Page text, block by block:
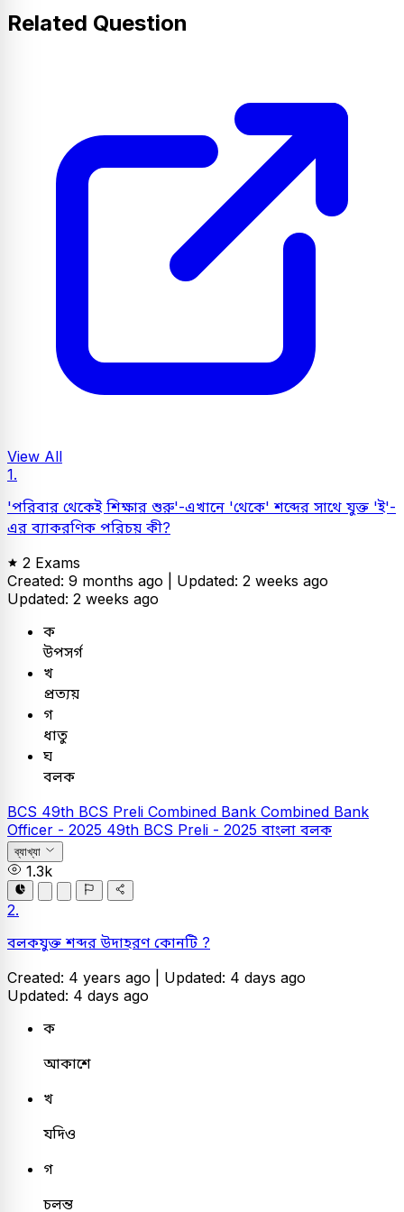
Related Question
View All
1.
'পরিবার থেকেই শিক্ষার শুরু'-এখানে 'থেকে' শব্দের সাথে যুক্ত 'ই'-
এর ব্যাকরণিক পরিচয় কী?
2 Exams
Created: 9 months ago | Updated: 2 weeks ago
Updated: 2 weeks ago
ক
উপসর্গ
খ
প্রত্যয়
গ
ধাতু
ঘ
বলক
BCS 49th BCS Preli Combined Bank Combined Bank
Officer - 2025 49th BCS Preli - 2025 বাংলা বলক
ব্যাখ্যা
1.3k
2.
বলকযুক্ত শব্দর উদাহরণ কোনটি ?
Created: 4 years ago | Updated: 4 days ago
Updated: 4 days ago
ক
আকাশে
খ
যদিও
গ
চলন্ত